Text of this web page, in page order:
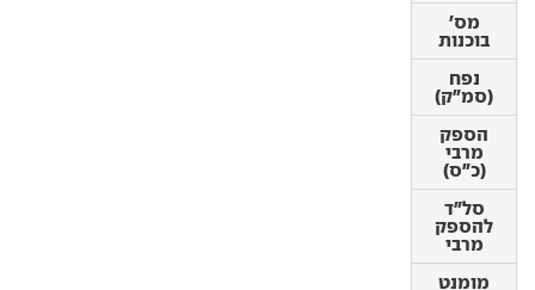
מס'
בוכנות
נפח
(סמ"ק)
הספק
מרבי
(כ"ס)
סל"ד
להספק
מרבי
מומנט
בוכנות
נפח
(סמ"ק)
הספק
מרבי
(כ"ס)
סל"ד
להספק
מרבי
מומנט
מרבי